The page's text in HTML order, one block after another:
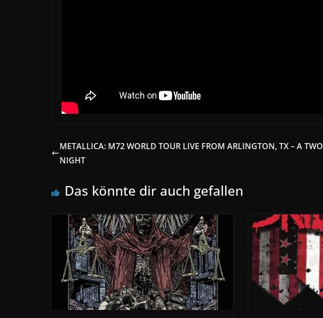
METALLICA: M72 WORLD TOUR LIVE FROM ARLINGTON, TX – A TWO
NIGHT
Das könnte dir auch gefallen